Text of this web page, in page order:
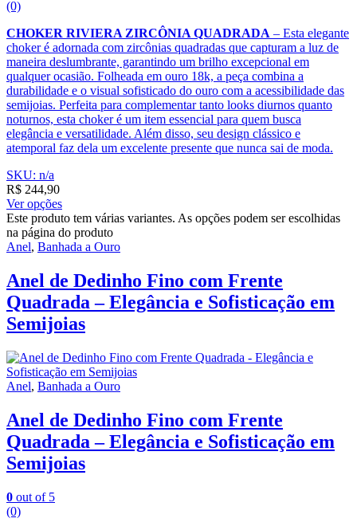
(0)
CHOKER RIVIERA ZIRCÔNIA QUADRADA – Esta elegante
choker é adornada com zircônias quadradas que capturam a luz de
maneira deslumbrante, garantindo um brilho excepcional em
qualquer ocasião. Folheada em ouro 18k, a peça combina a
durabilidade e o visual sofisticado do ouro com a acessibilidade das
semijoias. Perfeita para complementar tanto looks diurnos quanto
noturnos, esta choker é um item essencial para quem busca
elegância e versatilidade. Além disso, seu design clássico e
atemporal faz dela um excelente presente que nunca sai de moda.
SKU: n/a
R$ 244,90
Ver opções
Este produto tem várias variantes. As opções podem ser escolhidas
na página do produto
Anel, Banhada a Ouro
Anel de Dedinho Fino com Frente
Quadrada – Elegância e Sofisticação em
Semijoias
Anel, Banhada a Ouro
Anel de Dedinho Fino com Frente
Quadrada – Elegância e Sofisticação em
Semijoias
0 out of 5
(0)